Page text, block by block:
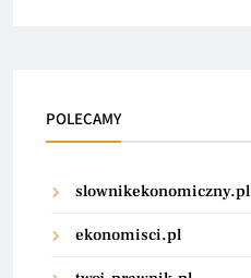
POLECAMY
slownikekonomiczny.pl
ekonomisci.pl